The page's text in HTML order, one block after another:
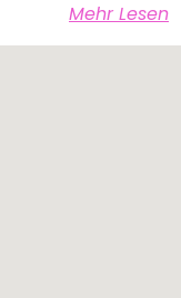
Mehr Lesen